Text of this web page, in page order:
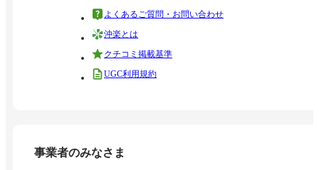
よくあるご質問・お問い合わせ
沖楽とは
クチコミ掲載基準
UGC利用規約
事業者のみなさま